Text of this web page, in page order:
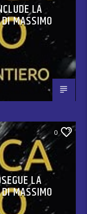
LA
MASSIMO
0
LA
MASSIMO